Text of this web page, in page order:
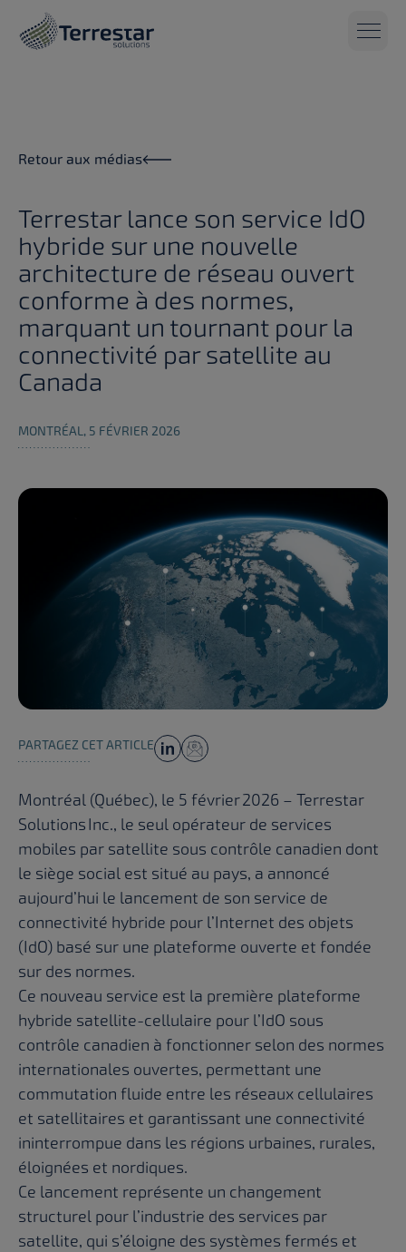
Aller au contenu principal
Retour aux médias
Terrestar lance son service IdO
hybride sur une nouvelle
architecture de réseau ouvert
conforme à des normes,
marquant un tournant pour la
connectivité par satellite au
Canada
MONTRÉAL, 5 FÉVRIER 2026
PARTAGEZ CET ARTICLE
Montréal (Québec), le 5 février 2026 – Terrestar
Solutions Inc., le seul opérateur de services
mobiles par satellite sous contrôle canadien dont
le siège social est situé au pays, a annoncé
aujourd’hui le lancement de son service de
connectivité hybride pour l’Internet des objets
(IdO) basé sur une plateforme ouverte et fondée
sur des normes.
Ce nouveau service est la première plateforme
hybride satellite-cellulaire pour l’IdO sous
contrôle canadien à fonctionner selon des normes
internationales ouvertes, permettant une
commutation fluide entre les réseaux cellulaires
et satellitaires et garantissant une connectivité
ininterrompue dans les régions urbaines, rurales,
éloignées et nordiques.
Ce lancement représente un changement
structurel pour l’industrie des services par
satellite, qui s’éloigne des systèmes fermés et